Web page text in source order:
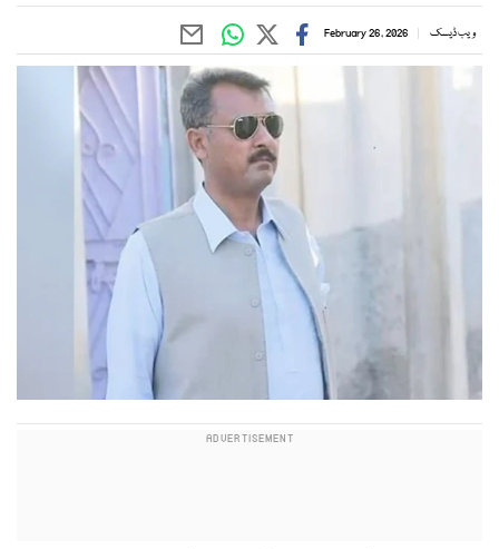
ویب ڈیسک February 26, 2026